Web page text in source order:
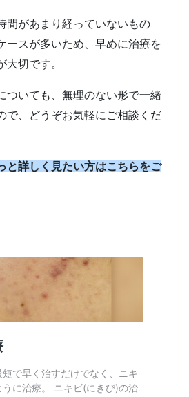
間があまり経っていないもの
ースが多いため、早めに治療を
大切です。
ついても、無理のない形で一緒
で、どうぞお気軽にご相談くだ
と詳しく見たい方はこちらをご